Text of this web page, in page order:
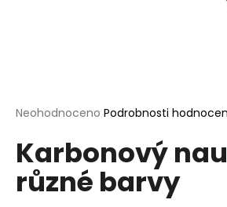
Průměrné
produktu
je
Neohodnoceno Podrobnosti
Karbonový
různé barvy
HLEDAT